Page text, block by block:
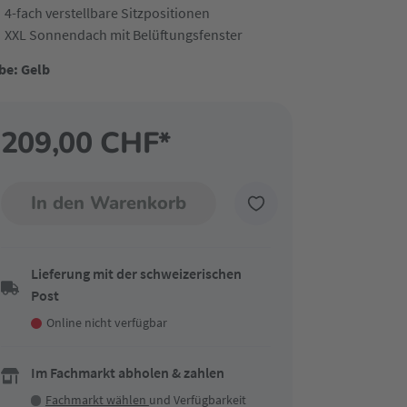
4-fach verstellbare Sitzpositionen
XXL Sonnendach mit Belüftungsfenster
Gelb
209,00 CHF*
In den Warenkorb
Lieferung mit der schweizerischen
Post
Online nicht verfügbar
Im Fachmarkt abholen & zahlen
Fachmarkt wählen und Verfügbarkeit